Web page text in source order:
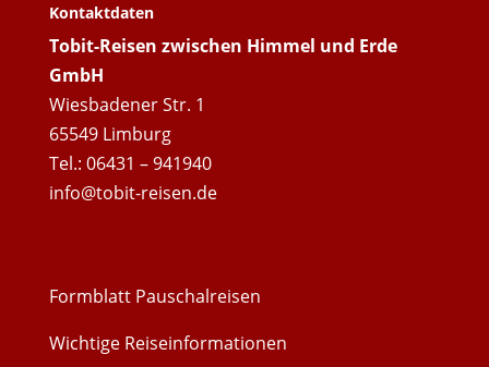
Kontaktdaten
Tobit-Reisen zwischen Himmel und Erde
GmbH
Wiesbadener Str. 1
65549 Limburg
Tel.: 06431 – 941940
info@tobit-reisen.de
Formblatt Pauschalreisen
Wichtige Reiseinformationen